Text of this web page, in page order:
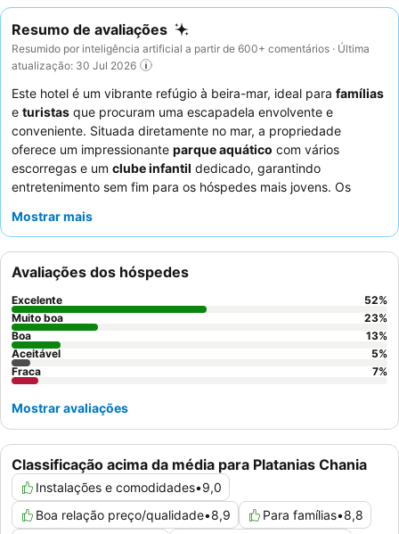
Resumo de avaliações
Resumido por inteligência artificial a partir de 600+ comentários · Última
atualização: 30 Jul 2026
Este hotel é um vibrante refúgio à beira-mar, ideal para famílias
e turistas que procuram uma escapadela envolvente e
conveniente. Situada diretamente no mar, a propriedade
oferece um impressionante parque aquático com vários
escorregas e um clube infantil dedicado, garantindo
entretenimento sem fim para os hóspedes mais jovens. Os
serviço, particularmente a equipa de animação, e as diversas e
temáticos noturnos e deliciosas costeletas de borrego acabadas
de cozinhar. Para uma experiência verdadeiramente relaxante,
considere reservar uma suite pelo seu amplo espaço e
comodidades confortáveis.
Mostrar mais
Classificação acima da média para Platanias Chania
Instalações e comodidades•9,0
Boa relação preço/qualidade•8,9 Para famílias•8,8
Avaliações dos hóspedes
Excelente 52%
Muito boa
23%
Boa
13%
Aceitável
5%
Fraca
7%
Mostrar avaliações